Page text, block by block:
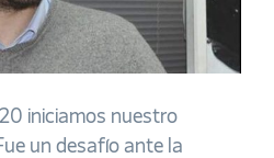
iniciamos nuestro
un desafío ante la